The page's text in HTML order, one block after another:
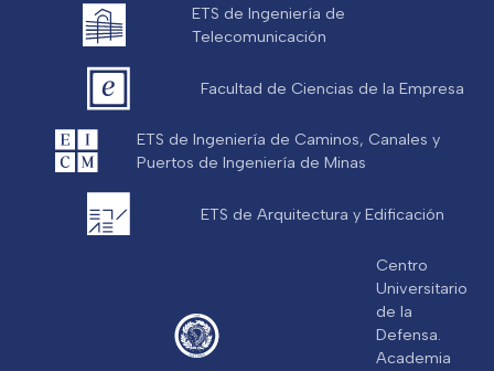
ETS de Ingeniería de
Telecomunicación
Facultad de Ciencias de la Empresa
ETS de Ingeniería de Caminos, Canales y
Puertos de Ingeniería de Minas
ETS de Arquitectura y Edificación
Centro
Universitario
de la
Defensa.
Academia